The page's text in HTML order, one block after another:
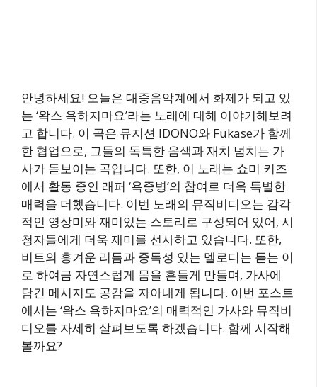
안녕하세요! 오늘은 대중음악계에서 화제가 되고 있
는 ‘왁스 욕하지마요’라는 노래에 대해 이야기해보려
고 합니다. 이 곡은 뮤지션 IDONO와 Fukase가 함께
한 협업으로, 그들의 독특한 음색과 재치 넘치는 가
사가 돋보이는 곡입니다. 또한, 이 노래는 쇼미 키즈
에서 활동 중인 래퍼 ‘욕중병’의 참여로 더욱 특별한
매력을 더했습니다. 이번 노래의 뮤직비디오는 감각
적인 영상미와 재미있는 스토리로 구성되어 있어, 시
청자들에게 더욱 재미를 선사하고 있습니다. 또한,
비트의 흥겨운 리듬과 중독성 있는 멜로디는 듣는 이
로 하여금 자연스럽게 몸을 흔들게 만들며, 가사에
담긴 메시지도 공감을 자아내게 됩니다. 이번 포스트
에서는 ‘왁스 욕하지마요’의 매력적인 가사와 뮤직비
디오를 자세히 살펴보도록 하겠습니다. 함께 시작해
볼까요?